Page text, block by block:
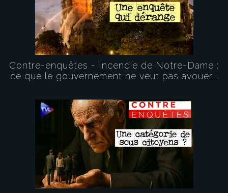
Contre-enquêtes - Incendie de Notre-Dame :
ce que le gouvernement ne veut pas avouer...